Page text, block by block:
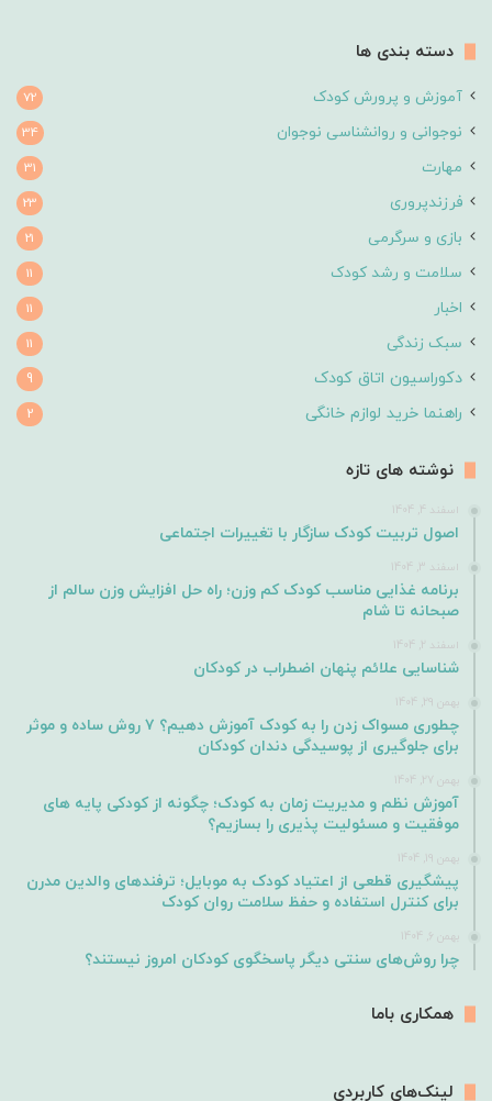
دسته بندی ها
آموزش و پرورش کودک 72
نوجوانی و روانشناسی نوجوان 34
مهارت 31
فرزندپروری 23
بازی و سرگرمی 21
سلامت و رشد کودک 11
اخبار 11
سبک زندگی 11
دکوراسیون اتاق کودک 9
راهنما خرید لوازم خانگی 2
نوشته های تازه
اسفند 4, 1404
اصول تربیت کودک سازگار با تغییرات اجتماعی
اسفند 3, 1404
برنامه غذایی مناسب کودک کم وزن؛ راه حل افزایش وزن سالم از
صبحانه تا شام
اسفند 2, 1404
شناسایی علائم پنهان اضطراب در کودکان
بهمن 29, 1404
چطوری مسواک زدن را به کودک آموزش دهیم؟ ۷ روش ساده و موثر
برای جلوگیری از پوسیدگی دندان کودکان
بهمن 27, 1404
آموزش نظم و مدیریت زمان به کودک؛ چگونه از کودکی پایه های
موفقیت و مسئولیت پذیری را بسازیم؟
بهمن 19, 1404
پیشگیری قطعی از اعتیاد کودک به موبایل؛ ترفندهای والدین مدرن
برای کنترل استفاده و حفظ سلامت روان کودک
بهمن 6, 1404
چرا روش‌های سنتی دیگر پاسخگوی کودکان امروز نیستند؟
همکاری باما
لینک‌های کاربردی